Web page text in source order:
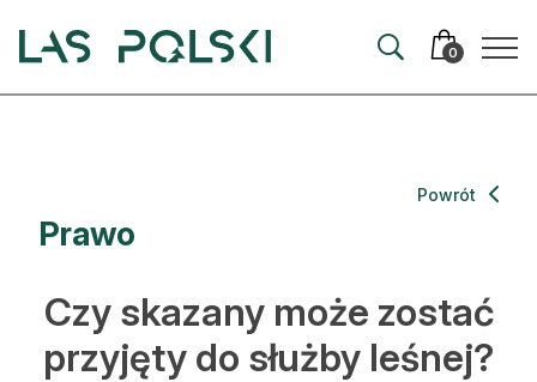
0
Artykuły
Hodowla lasu
Ochrona lasu
Prawo
Powrót
Czy skazany może zostać
przyjęty do służby leśnej?